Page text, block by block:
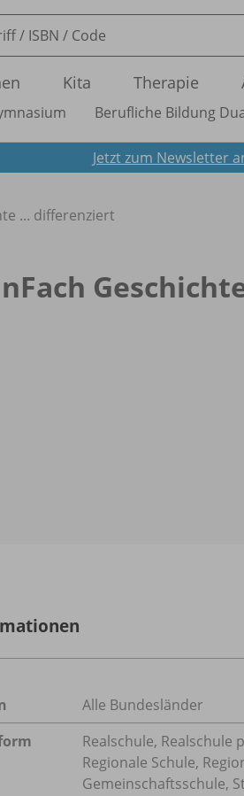
Kita Therapie
Berufliche Bildung
Jetzt zum Newsletter
... differenziert
Alle Bundesländer
Realschule, Realschule
Regionale Schule,
Gemeinschaftsschule,